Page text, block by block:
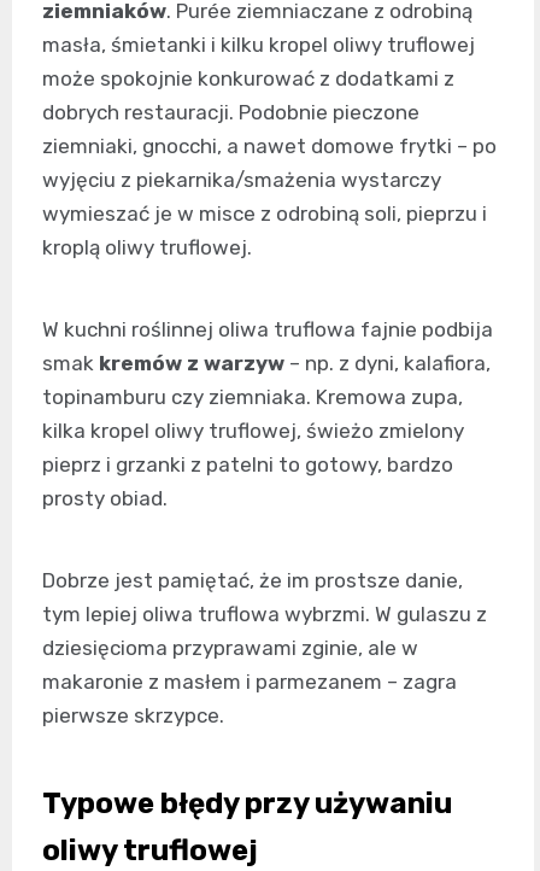
ziemniaków. Purée ziemniaczane z odrobiną
masła, śmietanki i kilku kropel oliwy truflowej
może spokojnie konkurować z dodatkami z
dobrych restauracji. Podobnie pieczone
ziemniaki, gnocchi, a nawet domowe frytki – po
wyjęciu z piekarnika/smażenia wystarczy
wymieszać je w misce z odrobiną soli, pieprzu i
kroplą oliwy truflowej.
W kuchni roślinnej oliwa truflowa fajnie podbija
smak kremów z warzyw – np. z dyni, kalafiora,
topinamburu czy ziemniaka. Kremowa zupa,
kilka kropel oliwy truflowej, świeżo zmielony
pieprz i grzanki z patelni to gotowy, bardzo
prosty obiad.
Dobrze jest pamiętać, że im prostsze danie,
tym lepiej oliwa truflowa wybrzmi. W gulaszu z
dziesięcioma przyprawami zginie, ale w
makaronie z masłem i parmezanem – zagra
pierwsze skrzypce.
Typowe błędy przy używaniu
oliwy truflowej